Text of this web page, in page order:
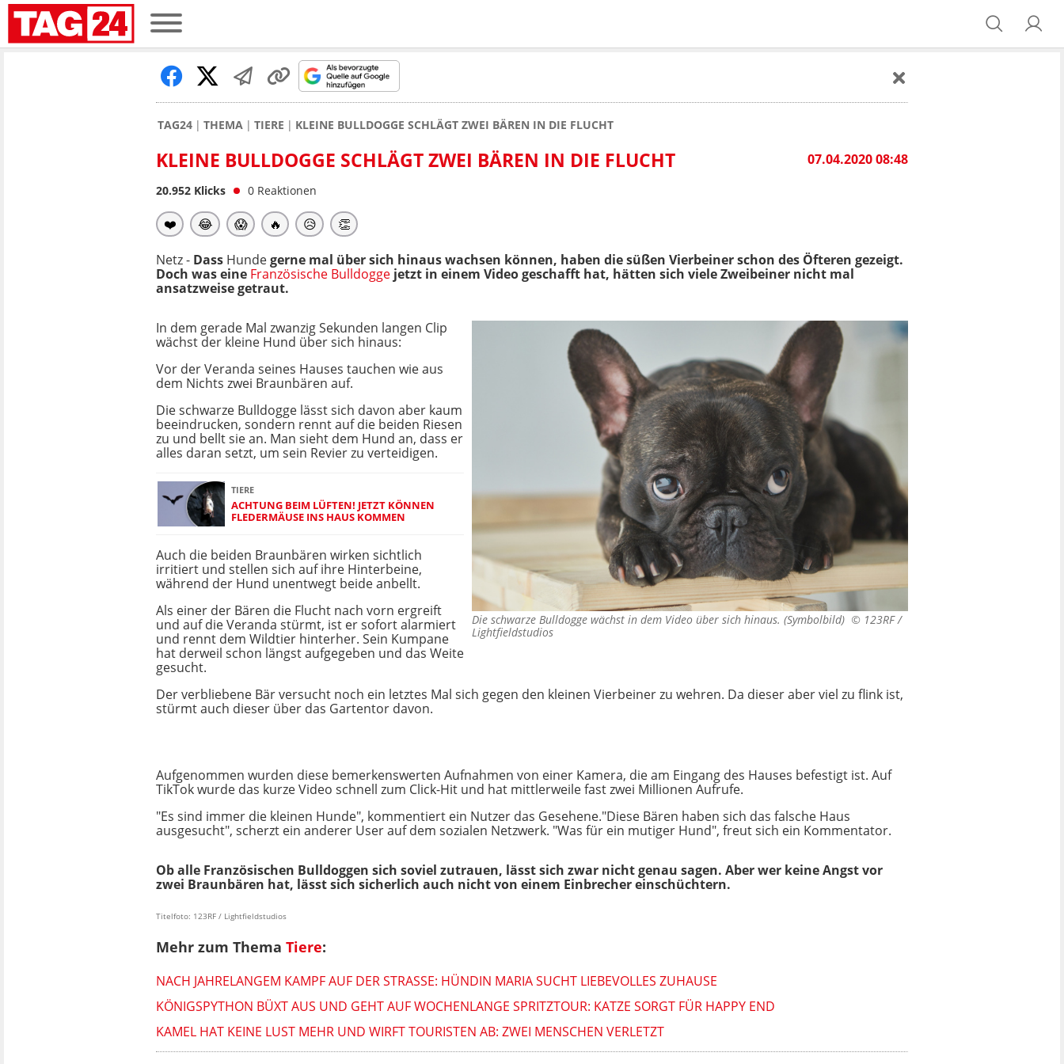
TAG24 THEMA TIERE KLEINE BULLDOGGE SCHLÄGT ZWEI BÄREN IN DIE FLUCHT
07.04.2020 08:48
KLEINE BULLDOGGE SCHLÄGT ZWEI BÄREN IN DIE FLUCHT
20.952 Klicks 0 Reaktionen
❤️ 😂 😱 🔥 😥 👏
Netz - Dass Hundegerne mal über sich hinaus wachsen können, haben die süßen Vierbeiner schon des Öfteren gezeigt.
Doch was eine Französische Bulldogge jetzt in einem Video geschafft hat, hätten sich viele Zweibeiner nicht mal
ansatzweise getraut.
Die schwarze Bulldogge wächst in dem Video über sich hinaus. (Symbolbild) © 123RF /
Lightfieldstudios
In dem gerade Mal zwanzig Sekunden langen Clip
wächst der kleine Hund über sich hinaus:
Vor der Veranda seines Hauses tauchen wie aus
dem Nichts zwei Braunbären auf.
Die schwarze Bulldogge lässt sich davon aber kaum
beeindrucken, sondern rennt auf die beiden Riesen
zu und bellt sie an. Man sieht dem Hund an, dass er
alles daran setzt, um sein Revier zu verteidigen.
TIERE
ACHTUNG BEIM LÜFTEN! JETZT KÖNNEN
FLEDERMÄUSE INS HAUS KOMMEN
Auch die beiden Braunbären wirken sichtlich
irritiert und stellen sich auf ihre Hinterbeine,
während der Hund unentwegt beide anbellt.
Als einer der Bären die Flucht nach vorn ergreift
und auf die Veranda stürmt, ist er sofort alarmiert
und rennt dem Wildtier hinterher. Sein Kumpane
hat derweil schon längst aufgegeben und das Weite
gesucht.
Der verbliebene Bär versucht noch ein letztes Mal sich gegen den kleinen Vierbeiner zu wehren. Da dieser aber viel zu flink ist,
stürmt auch dieser über das Gartentor davon.
Aufgenommen wurden diese bemerkenswerten Aufnahmen von einer Kamera, die am Eingang des Hauses befestigt ist. Auf
TikTok wurde das kurze Video schnell zum Click-Hit und hat mittlerweile fast zwei Millionen Aufrufe.
"Es sind immer die kleinen Hunde", kommentiert ein Nutzer das Gesehene."Diese Bären haben sich das falsche Haus
ausgesucht", scherzt ein anderer User auf dem sozialen Netzwerk. "Was für ein mutiger Hund", freut sich ein Kommentator.
Ob alle Französischen Bulldoggen sich soviel zutrauen, lässt sich zwar nicht genau sagen. Aber wer keine Angst vor
zwei Braunbären hat, lässt sich sicherlich auch nicht von einem Einbrecher einschüchtern.
Titelfoto: 123RF / Lightfieldstudios
Mehr zum Thema Tiere:
NACH JAHRELANGEM KAMPF AUF DER STRASSE: HÜNDIN MARIA SUCHT LIEBEVOLLES ZUHAUSE
KÖNIGSPYTHON BÜXT AUS UND GEHT AUF WOCHENLANGE SPRITZTOUR: KATZE SORGT FÜR HAPPY END
KAMEL HAT KEINE LUST MEHR UND WIRFT TOURISTEN AB: ZWEI MENSCHEN VERLETZT